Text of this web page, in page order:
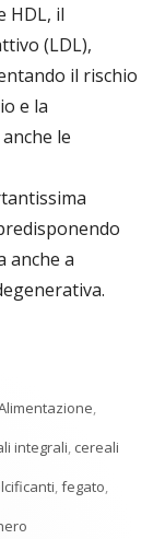
HDL, il
(LDL),
il rischio
e la
le
anche a
,
integrali, cereali
,fegato,